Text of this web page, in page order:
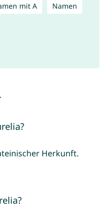
mit A Namen
.
Herkunft.